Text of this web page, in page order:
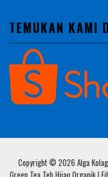
TEMUKAN KAMI
Copyright © 2026 Alga
Green Tea Teh Hijau Organik |